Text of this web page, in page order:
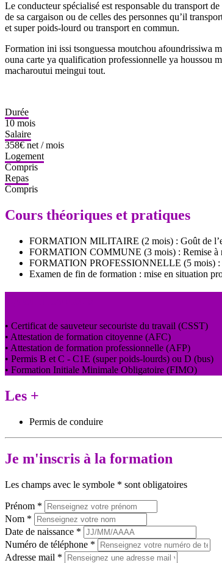
Le conducteur spécialisé est responsable du transport
de sa cargaison ou de celles des personnes qu’il
et super poids-lourd ou transport en commun.
Formation ini issi tsonguessa moutchou afoundrissiwa
ouna carte ya qualification professionnelle ya houssou
macharoutui meingui tout.
Durée
10 mois
Salaire
358€ net / mois
Logement
Compris
Repas
Compris
Cours théoriques et pratiques
FORMATION MILITAIRE (2 mois) : Goût de
FORMATION COMMUNE (3 mois) : Remise à
FORMATION PROFESSIONNELLE (5 mois) :
Examen de fin de formation : mise en situation
• Certificat de sauveteur secouriste du travail (CSST)
• Attestation de formation citoyenne (AFC)
• Attestation de formation professionnelle (AFP)
• Permis B et C - C1E (super poids-lourds) ou D (bus)
• Formation Initiale Minimale Obligatoire (FIMO)
Les +
Permis de conduire
Je m'inscris à la formation
Les champs avec le symbole * sont obligatoires
Prénom *
Nom *
Date de naissance *
Numéro de téléphone *
Adresse mail *